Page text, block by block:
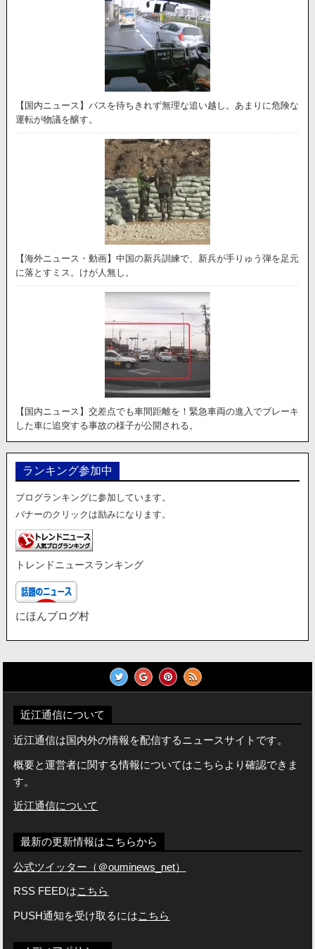
【国内ニュース】バスを待ちきれず無理な追い越し。あまりに危険な
運転が物議を醸す。
【海外ニュース・動画】中国の新兵訓練で、新兵が手りゅう弾を足元
に落とすミス。けが人無し。
【国内ニュース】交差点でも車間距離を！緊急車両の進入でブレーキ
した車に追突する事故の様子が公開される。
ランキング参加中
ブログランキングに参加しています。
バナーのクリックは励みになります。
トレンドニュースランキング
にほんブログ村
近江通信について
近江通信は国内外の情報を配信するニュースサイトです。
概要と運営者に関する情報についてはこちらより確認できま
す。
近江通信について
最新の更新情報はこちらから
公式ツイッター（＠ouminews_net）
RSS FEEDはこちら
PUSH通知を受け取るにはこちら